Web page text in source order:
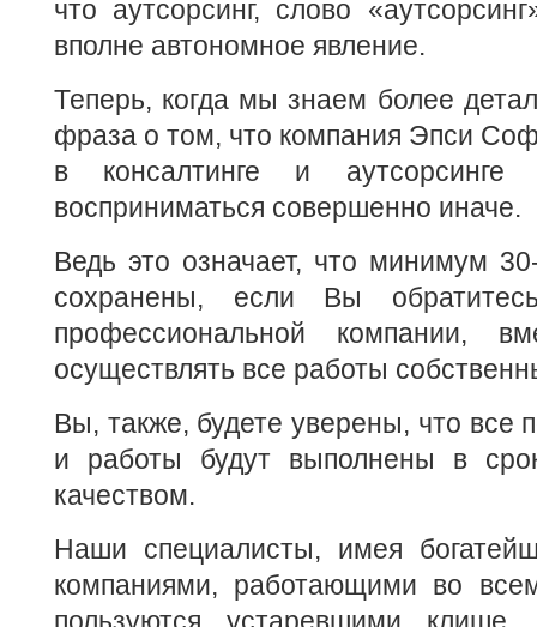
что аутсорсинг, слово
вполне автономное явление.
Теперь, когда мы знаем более
фраза о том, что компания Эпси
в консалтинге и
восприниматься совершенно иначе.
Ведь это означает, что минимум
сохранены, если Вы
профессиональной компании,
осуществлять все работы
Вы, также, будете уверены, что все
и работы будут выполнены в
качеством.
Наши специалисты, имея
компаниями, работающими во